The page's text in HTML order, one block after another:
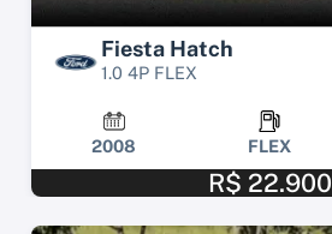
Fiesta Hatch
1.0 4P FLEX
2008 FLEX
R$ 22.900